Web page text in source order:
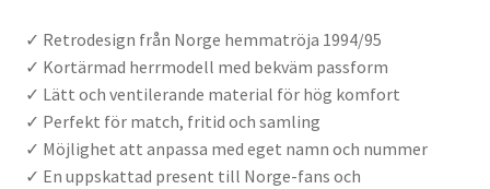
✓ Retrodesign från Norge hemmatröja 1994/95
✓ Kortärmad herrmodell med bekväm passform
✓ Lätt och ventilerande material för hög komfort
✓ Perfekt för match, fritid och samling
✓ Möjlighet att anpassa med eget namn och nummer
✓ En uppskattad present till Norge-fans och